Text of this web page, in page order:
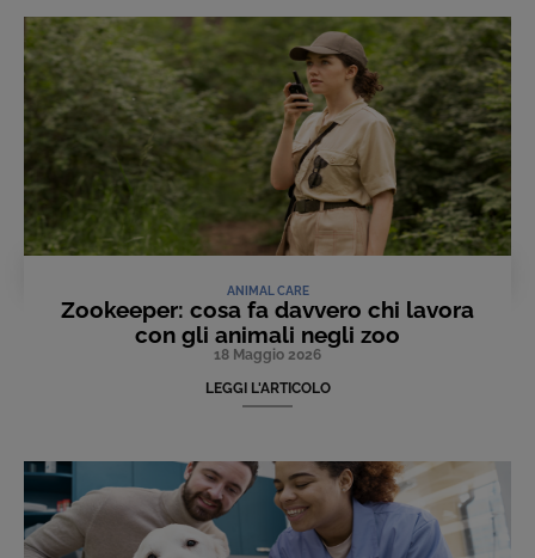
ANIMAL CARE
Zookeeper: cosa fa davvero chi lavora
con gli animali negli zoo
18 Maggio 2026
LEGGI L'ARTICOLO